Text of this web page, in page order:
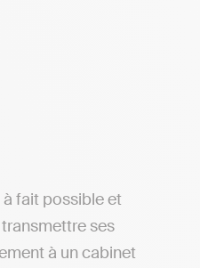
fait possible et
ses
à un cabinet